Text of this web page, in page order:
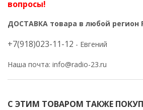
вопросы!
ДОСТАВКА товара в любой регион
+7(918)023-11-12 - Евгений
Наша почта: info@radio-23.ru
С ЭТИМ ТОВАРОМ ТАКЖЕ